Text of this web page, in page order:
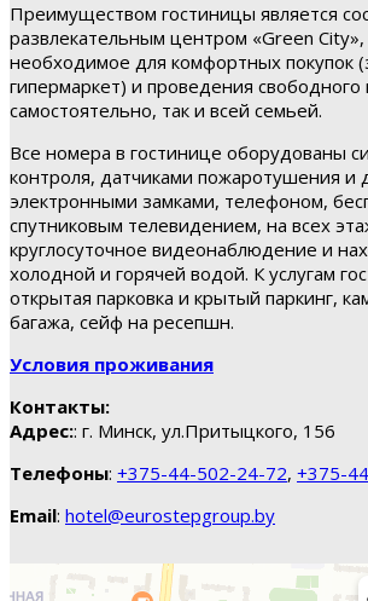
Преимуществом гостиницы является
развлекательным центром «Green City»,
необходимое для комфортных покупок
гипермаркет) и проведения свободного
самостоятельно, так и всей семьей.
Все номера в гостинице оборудованы
контроля, датчиками пожаротушения и
электронными замками, телефоном,
спутниковым телевидением, на всех
круглосуточное видеонаблюдение и
холодной и горячей водой. К услугам
открытая парковка и крытый паркинг,
багажа, сейф на ресепшн.
Условия проживания
Контакты:
Адрес:: г. Минск, ул.Притыцкого, 156
Телефоны: +375-44-502-24-72, +375-
Email: hotel@eurostepgroup.by